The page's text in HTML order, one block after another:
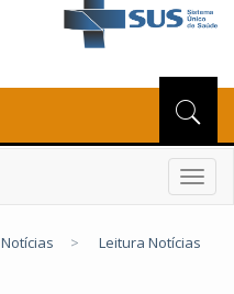
Canais
Notícias > Leitura Notícias